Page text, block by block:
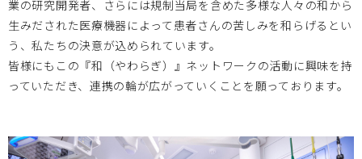
岡山大学 2025.11.14
業の研究開発者、さらには規制当局を含めた多様な人々の和から
生みだされた医療機器によって患者さんの苦しみを和らげるとい
う、私たちの決意が込められています。
皆様にもこの『和（やわらぎ）』ネットワークの活動に興味を持
っていただき、連携の輪が広がっていくことを願っております。